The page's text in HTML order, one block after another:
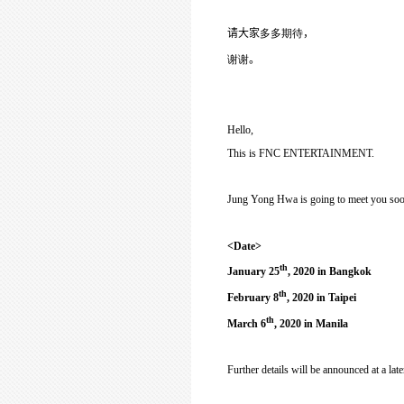
请大家多多期待，
谢谢。
Hello,
This is FNC ENTERTAINMENT.
Jung Yong Hwa is going to meet you
<Date>
January 25th, 2020 in Bangkok
February 8th, 2020 in Taipei
March 6th, 2020 in Manila
Further details will be announced at a